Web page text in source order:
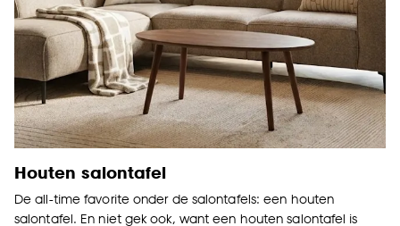
Houten salontafel
De all-time favorite onder de salontafels: een houten
salontafel. En niet gek ook, want een houten salontafel is